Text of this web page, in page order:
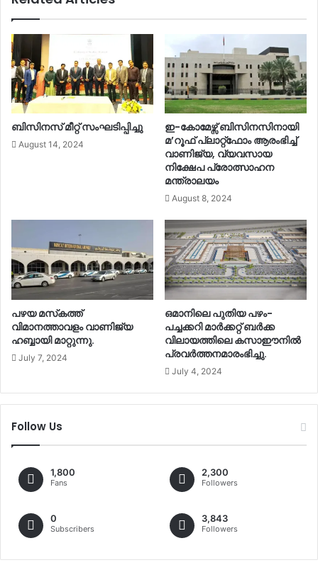
ബിസിനസ് മീറ്റ് സംഘടിപ്പിച്ചു
August 14, 2024
ഇ-കോമേഴ്സ് ബിസിനസിനായി
മ’റൂഫ് പ്ലാറ്റ്‌ഫോം ആരംഭിച്ച്
വാണിജ്യ, വ്യവസായ
നിക്ഷേപ പ്രോത്സാഹന
മന്ത്രാലയം
August 8, 2024
പഴയ മസ്‌കത്ത്
വിമാനത്താവളം വാണിജ്യ
ഹബ്ബായി മാറ്റുന്നു.
July 7, 2024
ഒമാനിലെ പുതിയ പഴം-
പച്ചക്കറി മാർക്കറ്റ് ബർക്ക
വിലായത്തിലെ കസാഈനില്‍
പ്രവർത്തനമാരംഭിച്ചു.
July 4, 2024
Follow Us
1,800
Fans
2,300
Followers
0
Subscribers
3,843
Followers